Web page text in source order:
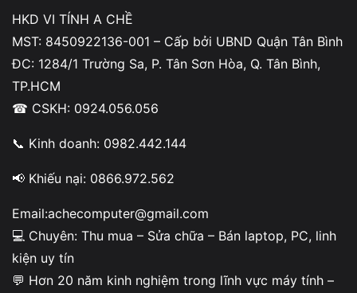
trạng ngoại hình và lịch sử sửa chữa (nếu có).
Toàn bộ quá trình kiểm tra diễn ra minh bạch
tại cửa hàng, khách được đối chiếu từng hạng
mục trước khi đưa ra mức giá. Không có
chuyện báo giá mập mờ hoặc dùng lỗi nhẹ để
Minh bạch khi kiểm tra –
không ép giá
HKD VI TÍNH A CHỀ
MST: 8450922136-001 – Cấp bởi UBND Quận Tân Bình
ĐC: 1284/1 Trường Sa, P. Tân Sơn Hòa, Q. Tân Bình,
TP.HCM
☎ CSKH: 0924.056.056
📞 Kinh doanh: 0982.442.144
📢 Khiếu nại: 0866.972.562
Email:achecomputer@gmail.com
💻 Chuyên: Thu mua – Sửa chữa – Bán laptop, PC, linh
kiện uy tín
💬 Hơn 20 năm kinh nghiệm trong lĩnh vực máy tính –